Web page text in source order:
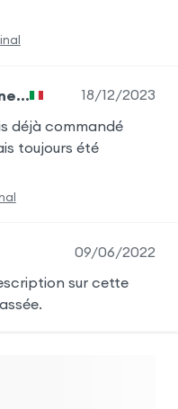
18/12/2023
déjà commandé
toujours été
09/06/2022
sur cette